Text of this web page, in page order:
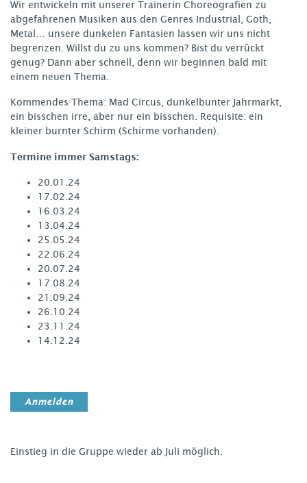
Wir entwickeln mit unserer Trainerin Choreografien zu
abgefahrenen Musiken aus den Genres Industrial, Goth,
Metal… unsere dunkelen Fantasien lassen wir uns nicht
begrenzen. Willst du zu uns kommen? Bist du verrückt
genug? Dann aber schnell, denn wir beginnen bald mit
einem neuen Thema.
Kommendes Thema: Mad Circus, dunkelbunter Jahrmarkt,
ein bisschen irre, aber nur ein bisschen. Requisite: ein
kleiner burnter Schirm (Schirme vorhanden).
Termine immer Samstags:
20.01.24
17.02.24
16.03.24
13.04.24
25.05.24
22.06.24
20.07.24
17.08.24
21.09.24
26.10.24
23.11.24
14.12.24
Anmelden
Einstieg in die Gruppe wieder ab Juli möglich.